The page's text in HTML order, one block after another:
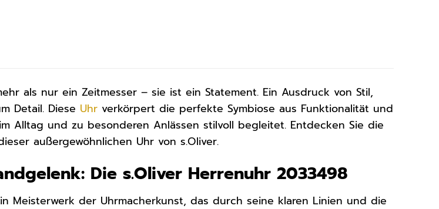
als nur ein Zeitmesser – sie ist ein Statement. Ein Ausdruck von Stil,
Detail. Diese Uhr verkörpert die perfekte Symbiose aus Funktionalität und
Alltag und zu besonderen Anlässen stilvoll begleitet. Entdecken Sie die
außergewöhnlichen Uhr von s.Oliver.
Die s.Oliver Herrenuhr 2033498
Meisterwerk der Uhrmacherkunst, das durch seine klaren Linien und die